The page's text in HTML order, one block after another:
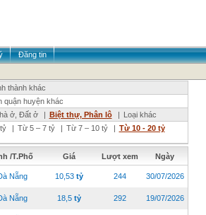
Đăng tin
thành khác
quận huyện khác
ở, Đất ở | Biệt thự, Phân lô | Loại khác
| Từ 5 – 7 tỷ | Từ 7 – 10 tỷ | Từ 10 - 20 tỷ
/T.Phố Giá Lượt xem Ngày
Nẵng 10,53 tỷ 244 30/07/2026
Nẵng 18,5 tỷ 292 19/07/2026